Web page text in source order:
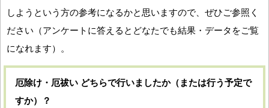
しようという方の参考になるかと思いますので、ぜひご参照く
ださい（アンケートに答えるとどなたでも結果・データをご覧
になれます）。
厄除け・厄祓い どちらで行いましたか（または行う予定で
すか）？